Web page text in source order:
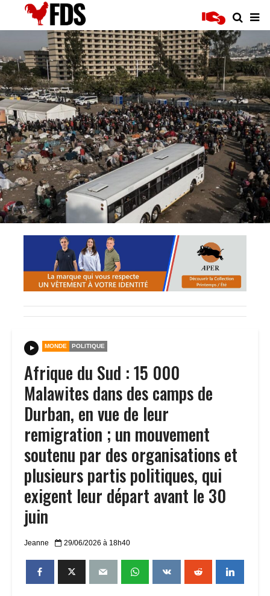
MONDE POLITIQUE
Afrique du Sud : 15 000
Malawites dans des camps de
Durban, en vue de leur
remigration ; un mouvement
soutenu par des organisations et
plusieurs partis politiques, qui
exigent leur départ avant le 30
juin
Jeanne 29/06/2026 à 18h40